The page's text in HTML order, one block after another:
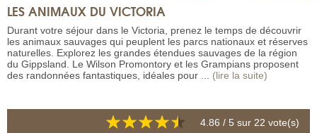
LES ANIMAUX DU VICTORIA
Durant votre séjour dans le Victoria, prenez le temps de découvrir
les animaux sauvages qui peuplent les parcs nationaux et réserves
naturelles. Explorez les grandes étendues sauvages de la région
du Gippsland. Le Wilson Promontory et les Grampians proposent
des randonnées fantastiques, idéales pour ... (lire la suite)
4.86 / 5 sur 22 vote(s)